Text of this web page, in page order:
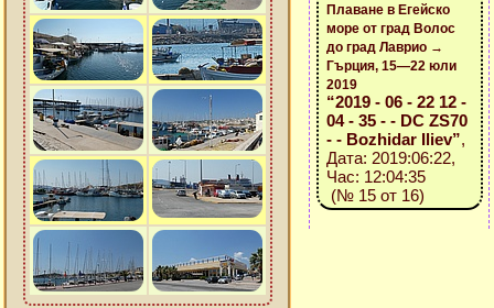
Плаване в Егейско
море от град Волос
до град Лаврио →
Гърция, 15—22 юли
2019
“2019 - 06 - 22 12 -
04 - 35 - - DC ZS70
- - Bozhidar Iliev”,
Дата: 2019:06:22,
Час: 12:04:35
(№ 15 от 16)